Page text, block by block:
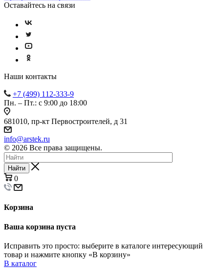
Оставайтесь на связи
Наши контакты
+7 (499) 112-333-9
Пн. – Пт.: с 9:00 до 18:00
681010, пр-кт Первостроителей, д 31
info@arstek.ru
© 2026 Все права защищены.
Найти
0
Корзина
Ваша корзина пуста
Исправить это просто: выберите в каталоге интересующий
товар и нажмите кнопку «В корзину»
В каталог